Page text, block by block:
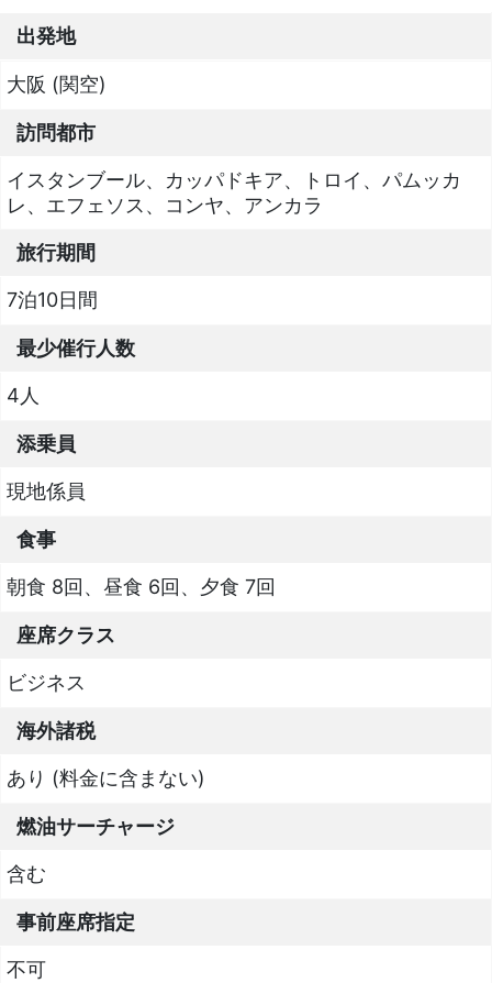
出発地
大阪 (関空)
訪問都市
イスタンブール、カッパドキア、トロイ、パムッカ
レ、エフェソス、コンヤ、アンカラ
旅行期間
7泊10日間
最少催行人数
4人
添乗員
現地係員
食事
朝食 8回、昼食 6回、夕食 7回
座席クラス
ビジネス
海外諸税
あり (料金に含まない)
燃油サーチャージ
含む
事前座席指定
不可